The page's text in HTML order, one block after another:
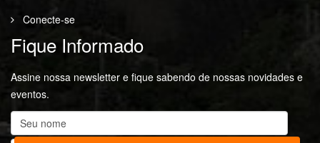
Conecte-se
Fique Informado
Assine nossa newsletter e fique sabendo de nossas novidades e
eventos.